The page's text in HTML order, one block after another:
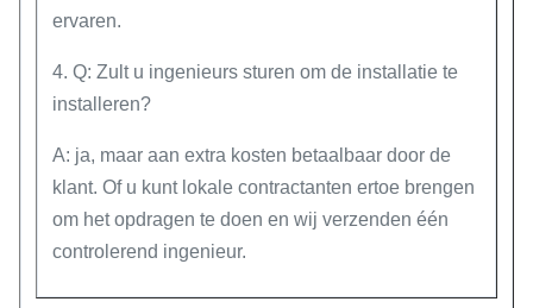
ervaren.
4. Q: Zult u ingenieurs sturen om de installatie te
installeren?
A: ja, maar aan extra kosten betaalbaar door de
klant. Of u kunt lokale contractanten ertoe brengen
om het opdragen te doen en wij verzenden één
controlerend ingenieur.